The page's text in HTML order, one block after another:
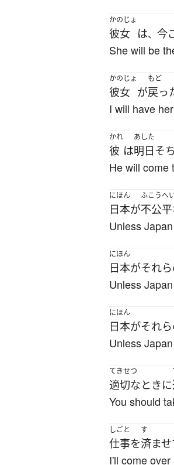
かのじょ
彼女 は、 今
She will be
かのじょ
彼女 が
もど
戻っ
I will have
かれ
彼 は
あした
明日そ
He will come
にほん
日本が
ふこうへ
不公
Unless
にほん
日本がそれら
Unless
にほん
日本がそれら
Unless
てきせつ
適切なときに
You should
しごと
仕事を
す
済ませ
I'll come